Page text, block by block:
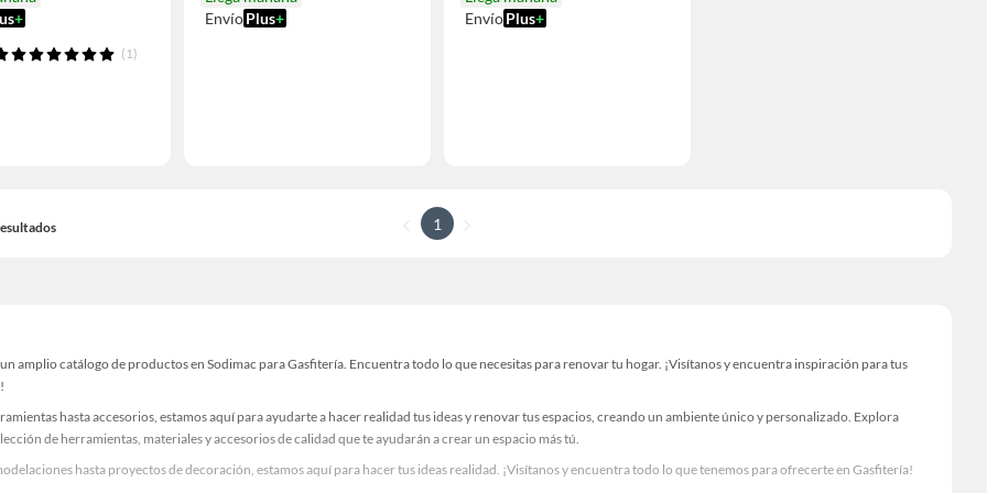
+
(1)
Envío Plus+
EnvíoPlus+
1
amplio catálogo de productos en Sodimac para Gasfitería. Encuentra todo lo que necesitas para renovar tu hogar. ¡Visítanos y encuentra inspiración para tus
hasta accesorios, estamos aquí para ayudarte a hacer realidad tus ideas y renovar tus espacios, creando un ambiente único y personalizado. Explora
de herramientas, materiales y accesorios de calidad que te ayudarán a crear un espacio más tú.
hasta proyectos de decoración, estamos aquí para hacer tus ideas realidad. ¡Visítanos y encuentra todo lo que tenemos para ofrecerte en Gasfitería!